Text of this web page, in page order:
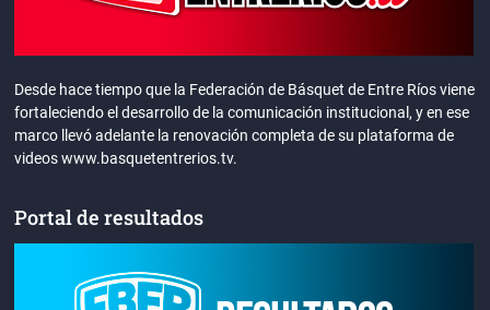
Desde hace tiempo que la Federación de Básquet de Entre Ríos viene
fortaleciendo el desarrollo de la comunicación institucional, y en ese
marco llevó adelante la renovación completa de su plataforma de
videos www.basquetentrerios.tv.
Portal de resultados